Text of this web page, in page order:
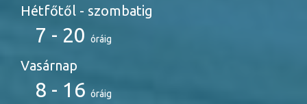
Hétfőtől - szombatig
7 - 20 óráig
Vasárnap
8 - 16 óráig